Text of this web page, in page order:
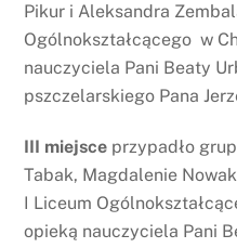
Pikur i Aleksandra
Ogólnokształcącego w
nauczyciela Pani Beaty
pszczelarskiego Pana
III miejsce przypadło
Tabak, Magdalenie
I Liceum
opieką nauczyciela Pani